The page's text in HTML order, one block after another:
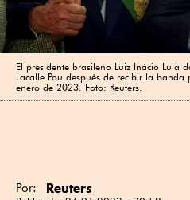
El presidente brasileño Luiz Inácio Lula
Lacalle Pou después de recibir la
enero de 2023. Foto: Reuters.
Por: Reuters